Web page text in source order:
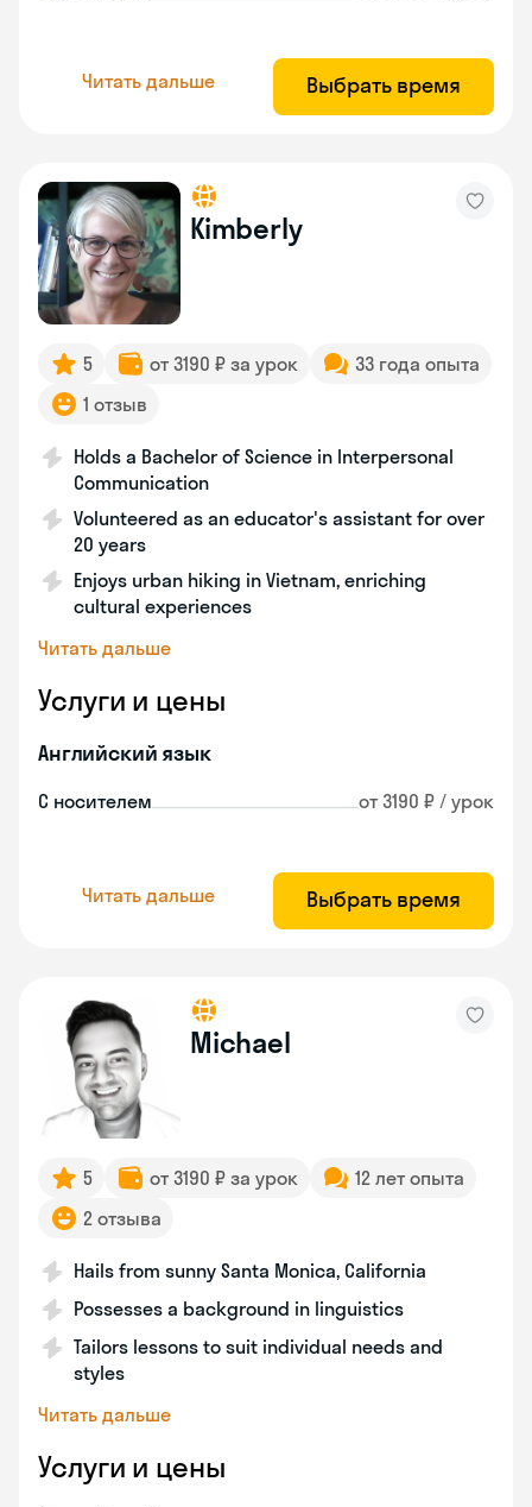
Читать дальше Выбрать время
Kimberly
5 от 3190 ₽ за урок
33 года опыта
1 отзыв
Holds a Bachelor of Science in Interpersonal
Communication
Volunteered as an educator's assistant for over
20 years
Enjoys urban hiking in Vietnam, enriching
cultural experiences
Читать дальше
Услуги и цены
Английский язык
С носителем от 3190 ₽ / урок
Читать дальше Выбрать время
Michael
5 от 3190 ₽ за урок
12 лет опыта
2 отзыва
Hails from sunny Santa Monica, California
Possesses a background in linguistics
Tailors lessons to suit individual needs and
styles
Читать дальше
Услуги и цены